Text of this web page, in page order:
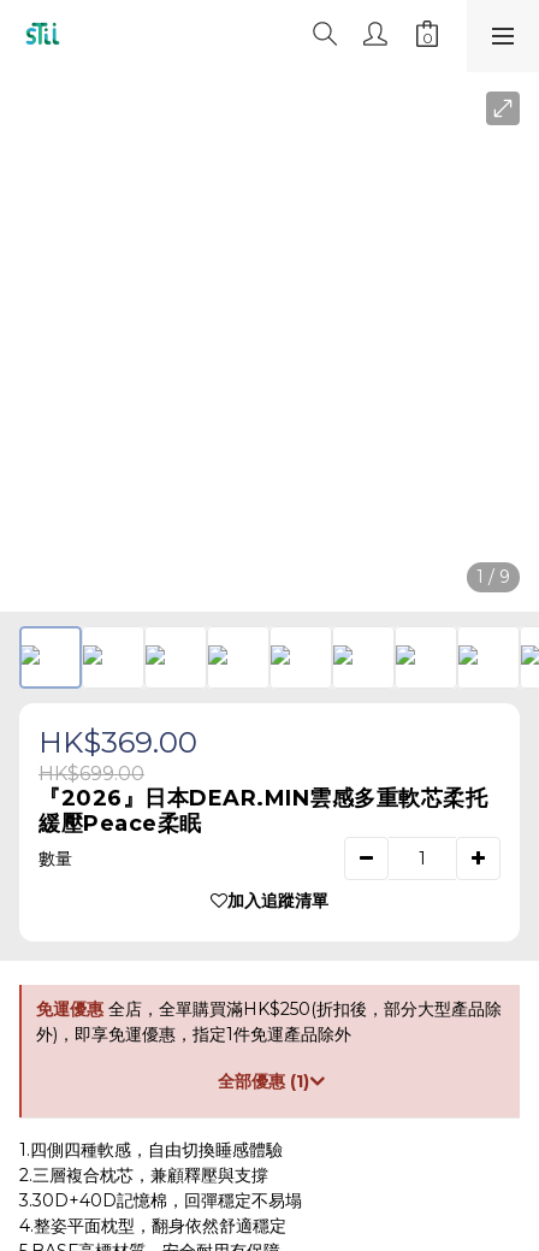
1 / 9
HK$369.00
HK$699.00
『2026』日本DEAR.MIN雲感多重軟芯柔托
緩壓Peace柔眠
數量
加入追蹤清單
免運優惠 全店，全單購買滿HK$250(折扣後，部分大型產品除
外)，即享免運優惠，指定1件免運產品除外
全部優惠 (1)
1.四側四種軟感，自由切換睡感體驗
2.三層複合枕芯，兼顧釋壓與支撐
3.30D+40D記憶棉，回彈穩定不易塌
4.整姿平面枕型，翻身依然舒適穩定